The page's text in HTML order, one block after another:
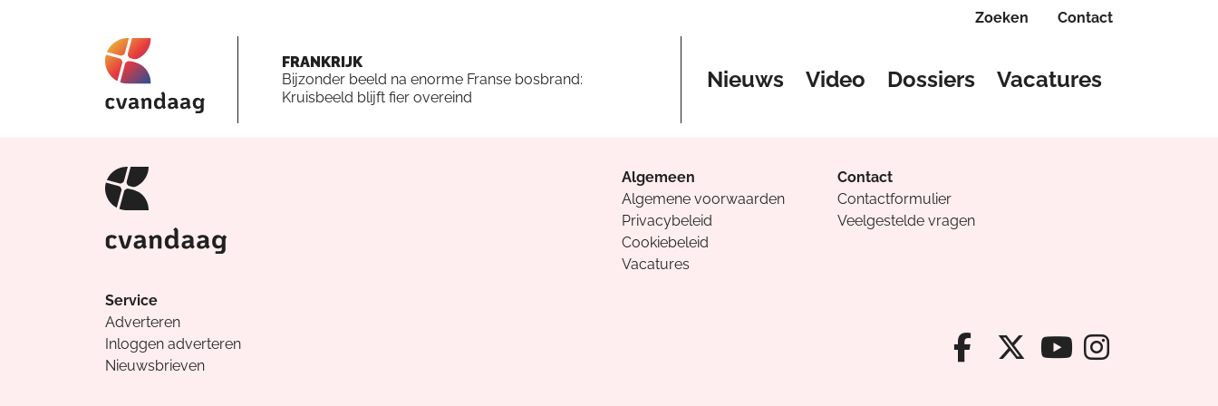
Zoeken Contact
FRANKRIJK
Bijzonder beeld na enorme Franse bosbrand:
Kruisbeeld blijft fier overeind
Nieuws Video Dossiers Vacatures
Algemeen
Algemene voorwaarden
Privacybeleid
Cookiebeleid
Vacatures
Contact
Contactformulier
Veelgestelde vragen
Service
Adverteren
Inloggen adverteren
Nieuwsbrieven
Facebook van
X van